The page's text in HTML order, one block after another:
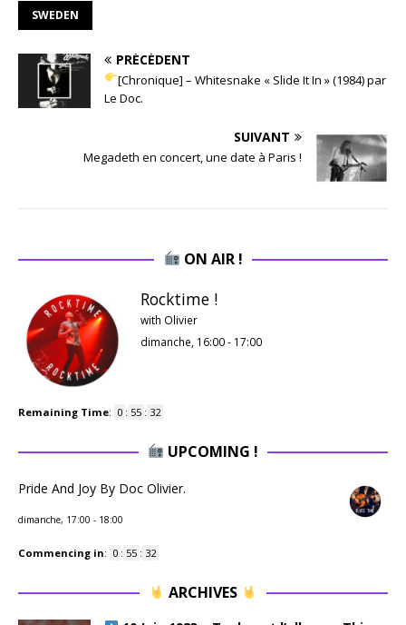
SWEDEN
PRÉCÉDENT
[Chronique] – Whitesnake « Slide It In » (1984) par
Le Doc.
SUIVANT
Megadeth en concert, une date à Paris !
ON AIR !
Rocktime !
with Olivier
dimanche, 16:00- 17:00
Remaining Time: 0 : 55 : 32
UPCOMING !
Pride And Joy By Doc Olivier.
dimanche, 17:00 - 18:00
Commencing in: 0 : 55 : 32
ARCHIVES